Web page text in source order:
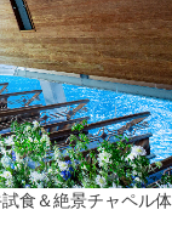
食＆絶景チャペル体